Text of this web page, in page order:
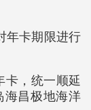
年卡期限进行
卡，统一顺延
海昌极地海洋